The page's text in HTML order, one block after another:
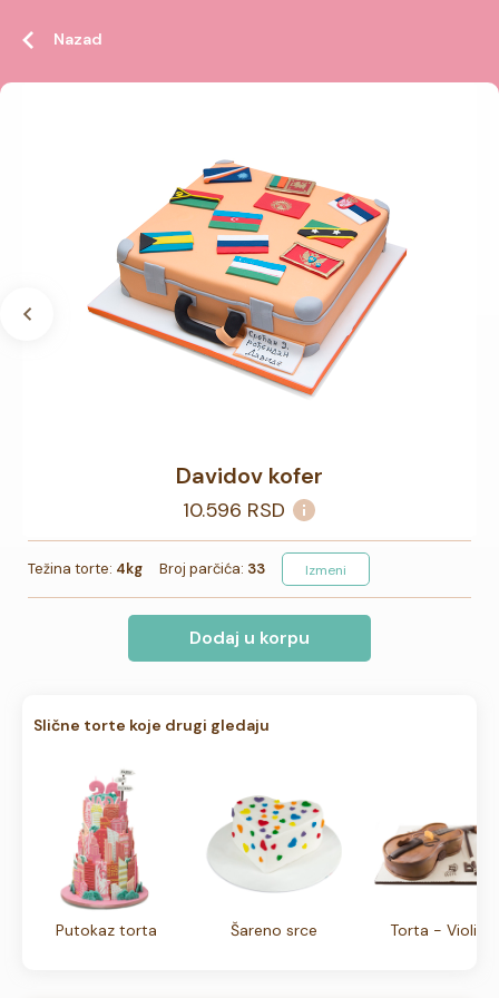
Nazad
Davidov kofer
10.596 RSD
Težina torte: 4kg Broj parčića: 33 Izmeni
Dodaj u korpu
Slične torte koje drugi gledaju
Putokaz torta Šareno srce Torta - Violina